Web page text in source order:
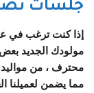
جلسات
إذا كنت ترغب في
مولودك الجديد بعض
محترف ، من مواليد
مما يضمن لعميلنا